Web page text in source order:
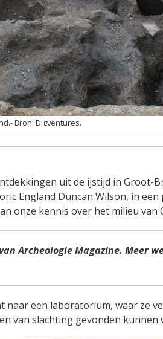
Digventures.
uit de ijstijd in Groot-
England Duncan Wilson, in
onze kennis over het milieu
Archeologie Magazine. Meer
naar een laboratorium, waar ze
van slachting gevonden kunnen